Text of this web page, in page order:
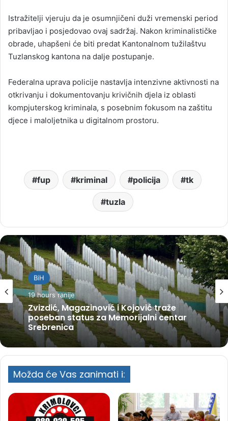
Istražitelji vjeruju da je osumnjičeni duži vremenski period
pribavljao i posjedovao ovaj sadržaj. Nakon kriminalističke
obrade, uhapšeni će biti predat Kantonalnom tužilaštvu
Tuzlanskog kantona na dalje postupanje.
Federalna uprava policije nastavlja intenzivne aktivnosti na
otkrivanju i dokumentovanju krivičnih djela iz oblasti
kompjuterskog kriminala, s posebnim fokusom na zaštitu
djece i maloljetnika u digitalnom prostoru.
fup kriminal policija tk
tuzla
BiH
19 hours ranije
Zvizdić, Magazinović i Kojović traže
poseban status za Memorijalni centar
Srebrenica
Možda će Vas zanimati i: